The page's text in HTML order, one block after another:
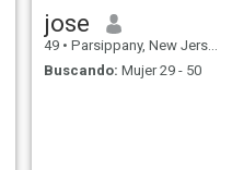
jose
49 • Parsippany, New Jersey, Estados Unidos
Buscando: Mujer 29 - 50